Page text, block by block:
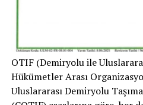
OTIF (Demiryolu ile
Hükümetler Arası
Uluslararası Demiryolu